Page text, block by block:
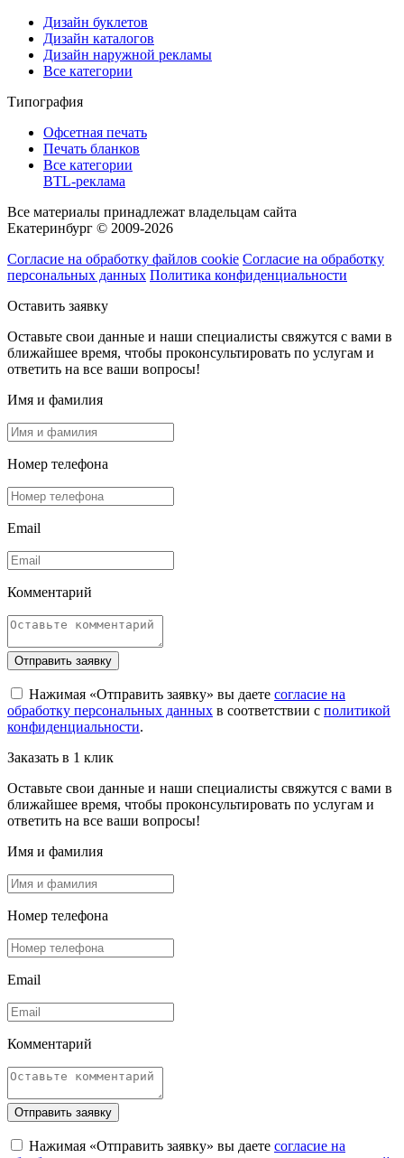
Дизайн буклетов
Дизайн каталогов
Дизайн наружной рекламы
Все категории
Типография
Офсетная печать
Печать бланков
Все категории
BTL-реклама
Все материалы принадлежат владельцам сайта
Екатеринбург © 2009-2026
Согласие на обработку файлов cookie Согласие на обработку
персональных данных Политика конфиденциальности
Оставить заявку
Оставьте свои данные и наши специалисты свяжутся с вами в
ближайшее время, чтобы проконсультировать по услугам и
ответить на все ваши вопросы!
Имя и фамилия
Номер телефона
Email
Комментарий
Отправить заявку
Нажимая «Отправить заявку» вы даете согласие на
обработку персональных данных в соответствии с политикой
конфиденциальности.
Заказать в 1 клик
Оставьте свои данные и наши специалисты свяжутся с вами в
ближайшее время, чтобы проконсультировать по услугам и
ответить на все ваши вопросы!
Имя и фамилия
Номер телефона
Email
Комментарий
Отправить заявку
Нажимая «Отправить заявку» вы даете согласие на